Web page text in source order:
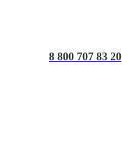
8 800 707 83 20